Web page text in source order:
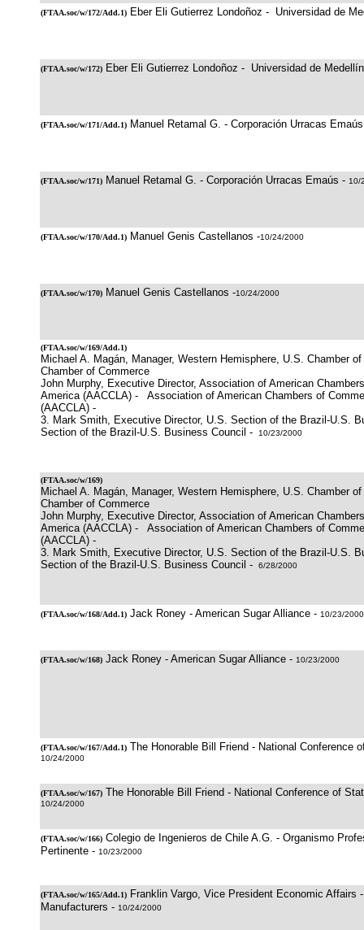
(FTAA.soc/w/172/Add.1) Eber Eli Gutierrez Londoñoz - Universidad de
(FTAA.soc/w/172) Eber Eli Gutierrez Londoñoz - Universidad de
(FTAA.soc/w/171/Add.1) Manuel Retamal G. - Corporación Urracas
(FTAA.soc/w/171) Manuel Retamal G. - Corporación Urracas Emaús - 10/
(FTAA.soc/w/170/Add.1) Manuel Genis Castellanos -10/24/2000
(FTAA.soc/w/170) Manuel Genis Castellanos -10/24/2000
(FTAA.soc/w/169/Add.1)
Michael A. Magán, Manager, Western Hemisphere, U.S. Chamber
Chamber of Commerce
John Murphy, Executive Director, Association of American
America (AACCLA) - Association of American Chambers of
(AACCLA) -
3. Mark Smith, Executive Director, U.S. Section of the Brazil-U.S.
Section of the Brazil-U.S. Business Council -
10/23/2000
(FTAA.soc/w/169)
Michael A. Magán, Manager, Western Hemisphere, U.S. Chamber
Chamber of Commerce
John Murphy, Executive Director, Association of American
America (AACCLA) - Association of American Chambers of
(AACCLA) -
3. Mark Smith, Executive Director, U.S. Section of the Brazil-U.S.
Section of the Brazil-U.S. Business Council -
6/28/2000
(FTAA.soc/w/168/Add.1) Jack Roney - American Sugar Alliance - 10/23/2000
(FTAA.soc/w/168) Jack Roney - American Sugar Alliance - 10/23/2000
(FTAA.soc/w/167/Add.1) The Honorable Bill Friend - National Conference
10/24/2000
(FTAA.soc/w/167) The Honorable Bill Friend - National Conference of
10/24/2000
(FTAA.soc/w/166) Colegio de Ingenieros de Chile A.G. - Organismo
Pertinente - 10/23/2000
(FTAA.soc/w/165/Add.1) Franklin Vargo, Vice President Economic Affairs
Manufacturers - 10/24/2000